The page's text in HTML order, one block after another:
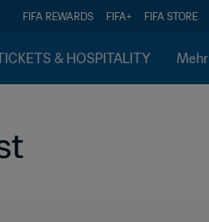
FIFA REWARDS FIFA+ FIFA STORE
& HOSPITALITY Mehr